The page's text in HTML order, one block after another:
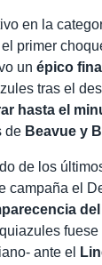
en la
el primer
unépico final
tras el
hasta el
de Beavue y
de los
campaña el
ante el